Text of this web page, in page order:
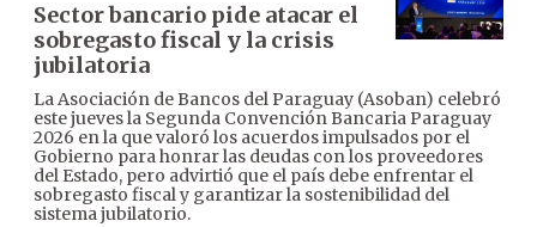
Sector bancario pide atacar el
sobregasto fiscal y la crisis
jubilatoria
La Asociación de Bancos del Paraguay (Asoban) celebró
este jueves la Segunda Convención Bancaria Paraguay
2026 en la que valoró los acuerdos impulsados por el
Gobierno para honrar las deudas con los proveedores
del Estado, pero advirtió que el país debe enfrentar el
sobregasto fiscal y garantizar la sostenibilidad del
sistema jubilatorio.